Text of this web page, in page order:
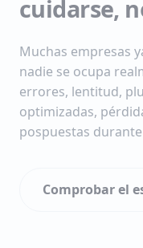
cuidarse,
Muchas empresas
nadie se ocupa
errores, lentitud,
optimizadas,
pospuestas
Comprobar el